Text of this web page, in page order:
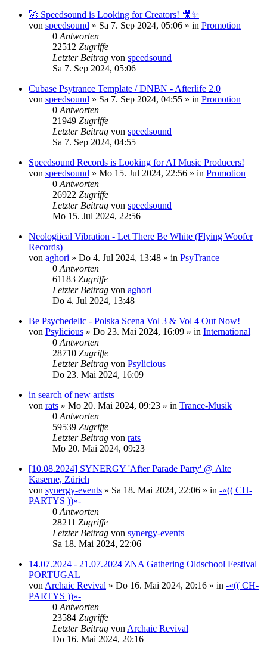
🚀 Speedsound is Looking for Creators! 🎥✨
von speedsound » Sa 7. Sep 2024, 05:06 » in Promotion
0 Antworten
22512 Zugriffe
Letzter Beitrag von speedsound
Sa 7. Sep 2024, 05:06
Cubase Psytrance Template / DNBN - Afterlife 2.0
von speedsound » Sa 7. Sep 2024, 04:55 » in Promotion
0 Antworten
21949 Zugriffe
Letzter Beitrag von speedsound
Sa 7. Sep 2024, 04:55
Speedsound Records is Looking for AI Music Producers!
von speedsound » Mo 15. Jul 2024, 22:56 » in Promotion
0 Antworten
26922 Zugriffe
Letzter Beitrag von speedsound
Mo 15. Jul 2024, 22:56
Neologiical Vibration - Let There Be White (Flying Woofer
Records)
von aghori » Do 4. Jul 2024, 13:48 » in PsyTrance
0 Antworten
61183 Zugriffe
Letzter Beitrag von aghori
Do 4. Jul 2024, 13:48
Be Psychedelic - Polska Scena Vol 3 & Vol 4 Out Now!
von Psylicious » Do 23. Mai 2024, 16:09 » in International
0 Antworten
28710 Zugriffe
Letzter Beitrag von Psylicious
Do 23. Mai 2024, 16:09
in search of new artists
von rats » Mo 20. Mai 2024, 09:23 » in Trance-Musik
0 Antworten
59539 Zugriffe
Letzter Beitrag von rats
Mo 20. Mai 2024, 09:23
[10.08.2024] SYNERGY 'After Parade Party' @ Alte
Kaserne, Zürich
von synergy-events » Sa 18. Mai 2024, 22:06 » in -«(( CH-
PARTYS ))»-
0 Antworten
28211 Zugriffe
Letzter Beitrag von synergy-events
Sa 18. Mai 2024, 22:06
14.07.2024 - 21.07.2024 ZNA Gathering Oldschool Festival
PORTUGAL
von Archaic Revival » Do 16. Mai 2024, 20:16 » in -«(( CH-
PARTYS ))»-
0 Antworten
23584 Zugriffe
Letzter Beitrag von Archaic Revival
Do 16. Mai 2024, 20:16